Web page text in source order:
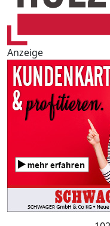
Anzeige